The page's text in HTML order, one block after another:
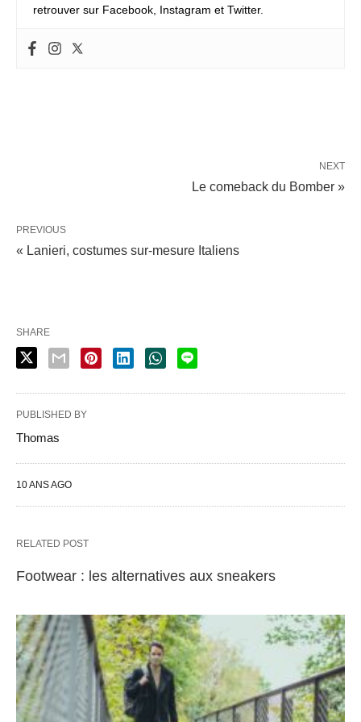
retrouver sur Facebook, Instagram et Twitter.
NEXT
Le comeback du Bomber »
PREVIOUS
« Lanieri, costumes sur-mesure Italiens
SHARE
PUBLISHED BY
Thomas
10 ANS AGO
RELATED POST
Footwear : les alternatives aux sneakers